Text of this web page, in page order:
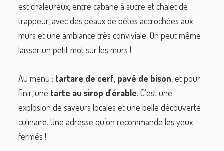
est chaleureux, entre cabane à sucre et chalet de
trappeur, avec des peaux de bêtes accrochées aux
murs et une ambiance très conviviale. On peut même
laisser un petit mot sur les murs !
Au menu : tartare de cerf pavé de bison , et pour
finir, une tarte au sirop d’érable. C’est une
explosion de saveurs locales et une belle découverte
culinaire. Une adresse qu’on recommande les yeux
fermés !